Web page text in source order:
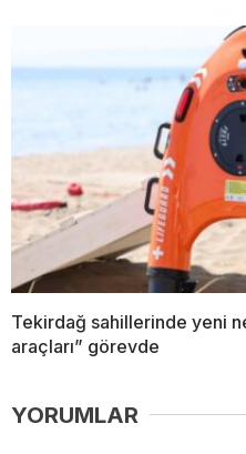
Tekirdağ sahillerinde yeni
araçları” görevde
YORUMLAR